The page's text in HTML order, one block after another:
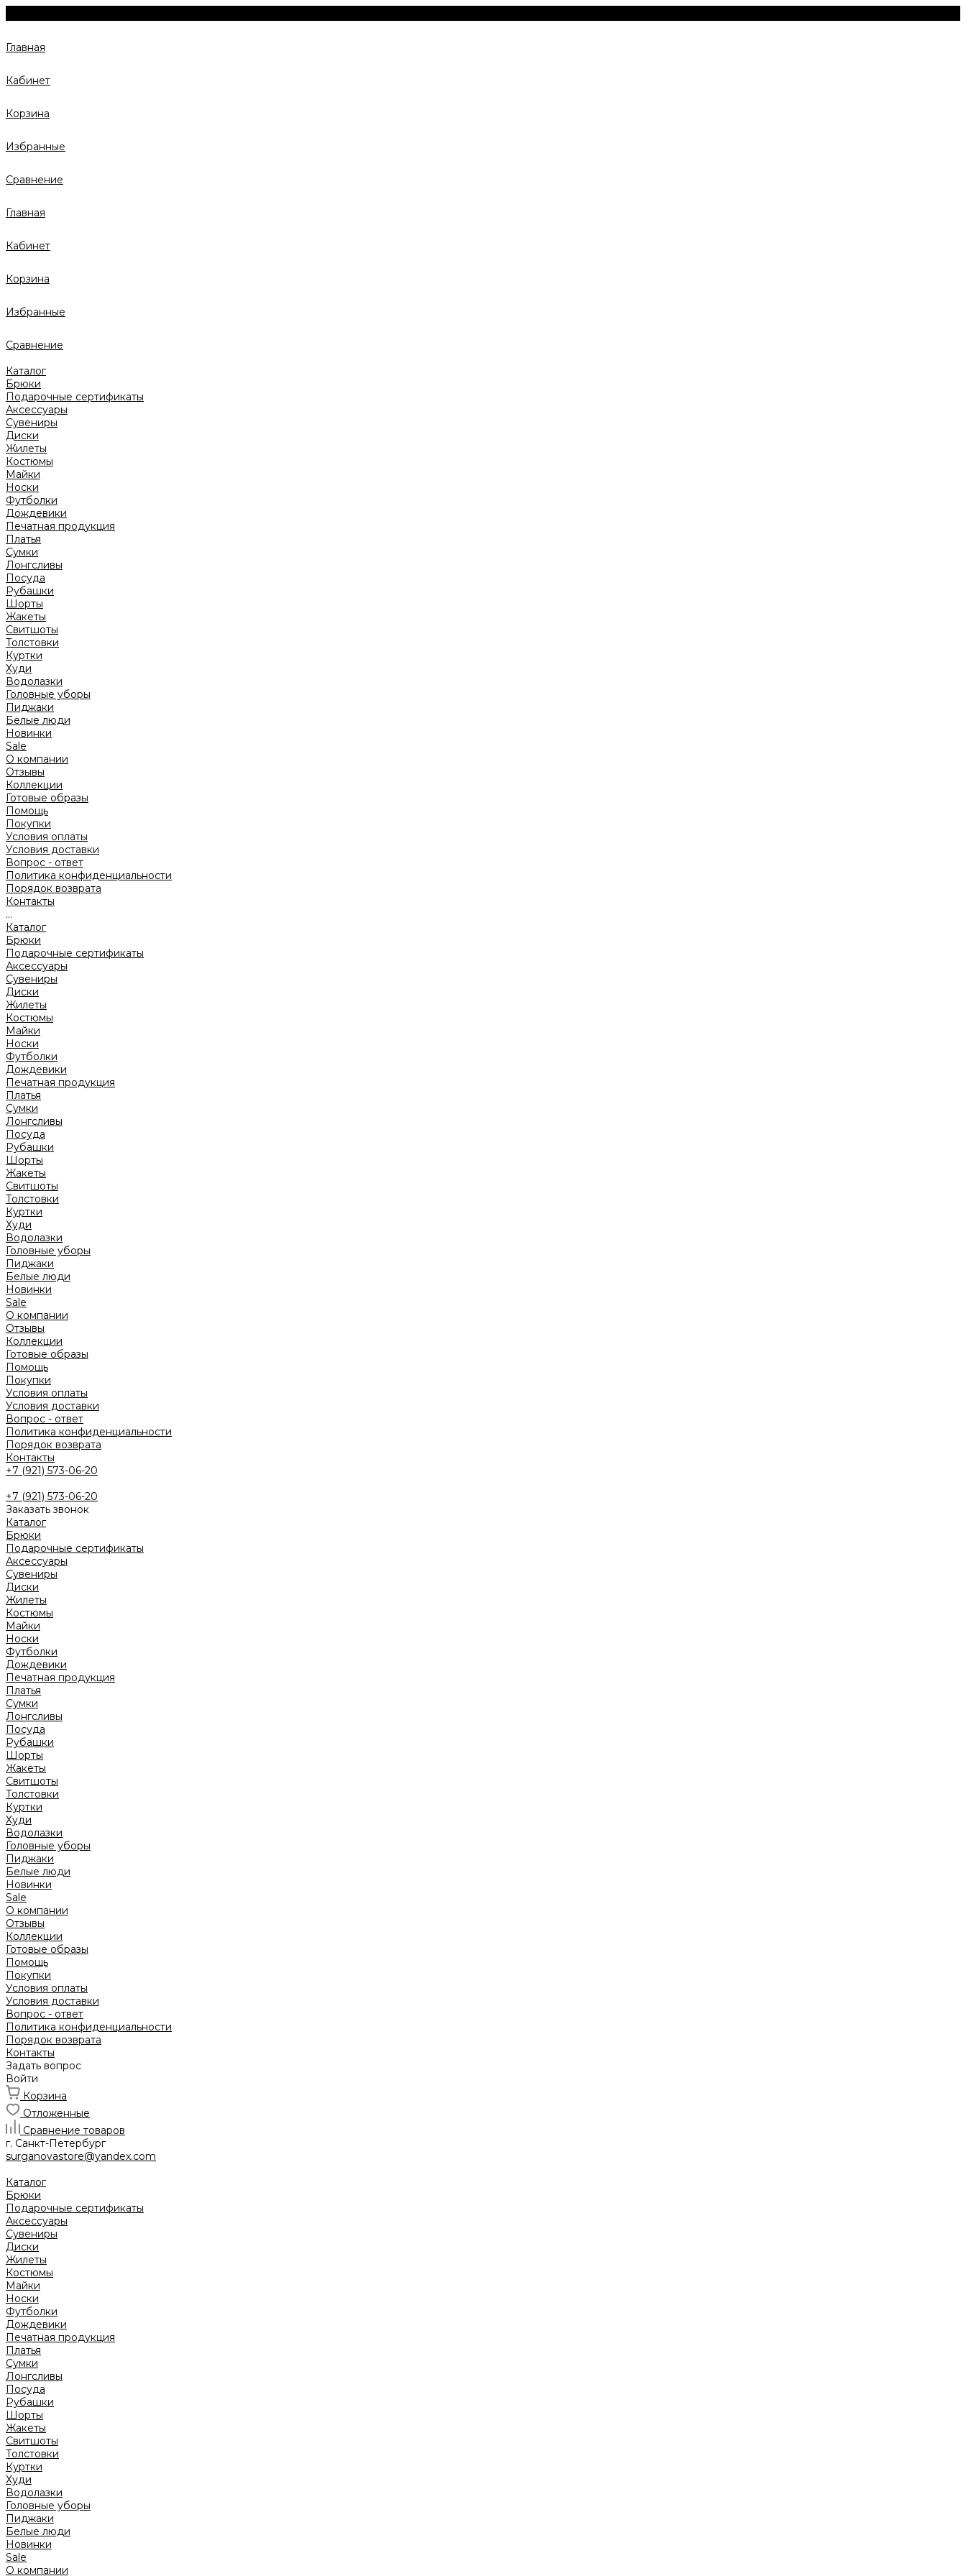
Главная
Кабинет
Корзина
Избранные
Сравнение
Главная
Кабинет
Корзина
Избранные
Сравнение
Каталог
Брюки
Подарочные сертификаты
Аксессуары
Сувениры
Диски
Жилеты
Костюмы
Майки
Носки
Футболки
Дождевики
Печатная продукция
Платья
Сумки
Лонгсливы
Посуда
Рубашки
Шорты
Жакеты
Свитшоты
Толстовки
Куртки
Худи
Водолазки
Головные уборы
Пиджаки
Белые люди
Новинки
Sale
О компании
Отзывы
Коллекции
Готовые образы
Помощь
Покупки
Условия оплаты
Условия доставки
Вопрос - ответ
Политика конфиденциальности
Порядок возврата
Контакты
...
Каталог
Брюки
Подарочные сертификаты
Аксессуары
Сувениры
Диски
Жилеты
Костюмы
Майки
Носки
Футболки
Дождевики
Печатная продукция
Платья
Сумки
Лонгсливы
Посуда
Рубашки
Шорты
Жакеты
Свитшоты
Толстовки
Куртки
Худи
Водолазки
Головные уборы
Пиджаки
Белые люди
Новинки
Sale
О компании
Отзывы
Коллекции
Готовые образы
Помощь
Покупки
Условия оплаты
Условия доставки
Вопрос - ответ
Политика конфиденциальности
Порядок возврата
Контакты
+7 (921) 573-06-20
+7 (921) 573-06-20
Заказать звонок
Каталог
Брюки
Подарочные сертификаты
Аксессуары
Сувениры
Диски
Жилеты
Костюмы
Майки
Носки
Футболки
Дождевики
Печатная продукция
Платья
Сумки
Лонгсливы
Посуда
Рубашки
Шорты
Жакеты
Свитшоты
Толстовки
Куртки
Худи
Водолазки
Головные уборы
Пиджаки
Белые люди
Новинки
Sale
О компании
Отзывы
Коллекции
Готовые образы
Помощь
Покупки
Условия оплаты
Условия доставки
Вопрос - ответ
Политика конфиденциальности
Порядок возврата
Контакты
Задать вопрос
Войти
Корзина
Отложенные
Сравнение товаров
г. Санкт-Петербург
surganovastore@yandex.com
Каталог
Брюки
Подарочные сертификаты
Аксессуары
Сувениры
Диски
Жилеты
Костюмы
Майки
Носки
Футболки
Дождевики
Печатная продукция
Платья
Сумки
Лонгсливы
Посуда
Рубашки
Шорты
Жакеты
Свитшоты
Толстовки
Куртки
Худи
Водолазки
Головные уборы
Пиджаки
Белые люди
Новинки
Sale
О компании